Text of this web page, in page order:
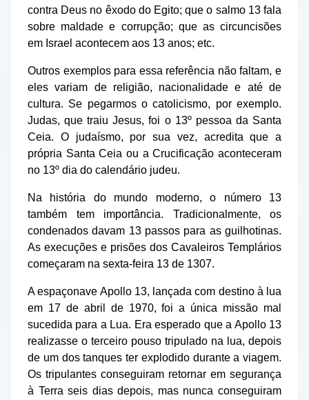
contra Deus no êxodo do Egito; que o salmo 13 fala
sobre maldade e corrupção; que as circuncisões
em Israel acontecem aos 13 anos; etc.
Outros exemplos para essa referência não faltam, e
eles variam de religião, nacionalidade e até de
cultura. Se pegarmos o catolicismo, por exemplo.
Judas, que traiu Jesus, foi o 13º pessoa da Santa
Ceia. O judaísmo, por sua vez, acredita que a
própria Santa Ceia ou a Crucificação aconteceram
no 13º dia do calendário judeu.
Na história do mundo moderno, o número 13
também tem importância. Tradicionalmente, os
condenados davam 13 passos para as guilhotinas.
As execuções e prisões dos Cavaleiros Templários
começaram na sexta-feira 13 de 1307.
A espaçonave Apollo 13, lançada com destino à lua
em 17 de abril de 1970, foi a única missão mal
sucedida para a Lua. Era esperado que a Apollo 13
realizasse o terceiro pouso tripulado na lua, depois
de um dos tanques ter explodido durante a viagem.
Os tripulantes conseguiram retornar em segurança
à Terra seis dias depois, mas nunca conseguiram